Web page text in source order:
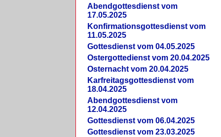
Abendgottesdienst vom
17.05.2025
Konfirmationsgottesdienst vom
11.05.2025
Gottesdienst vom 04.05.2025
Ostergottedienst vom 20.04.2025
Osternacht vom 20.04.2025
Karfreitagsgottesdienst vom
18.04.2025
Abendgottesdienst vom
12.04.2025
Gottesdienst vom 06.04.2025
Gottesdienst vom 23.03.2025